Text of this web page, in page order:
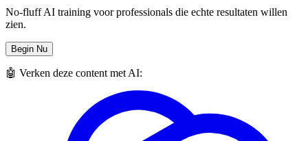
No-fluff AI training voor professionals die echte resultaten willen
zien.
Begin Nu
🤖 Verken deze content met AI: